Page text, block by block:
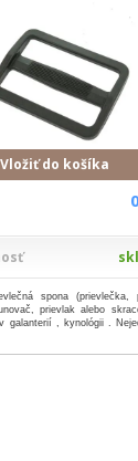
Vložiť do košíka
spona (prievlečka,
prievlak alebo
galanterií , kynológii .